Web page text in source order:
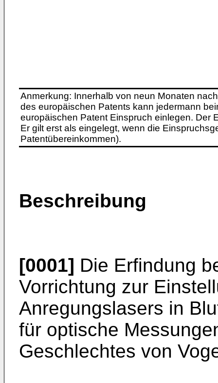
Anmerkung: Innerhalb von neun Monaten
des europäischen Patents kann jedermann
europäischen Patent Einspruch einlegen. Der
Er gilt erst als eingelegt, wenn die
Patentübereinkommen).
Beschreibung
[0001] Die Erfindung
Vorrichtung zur
Anregungslasers in
für optische
Geschlechtes von